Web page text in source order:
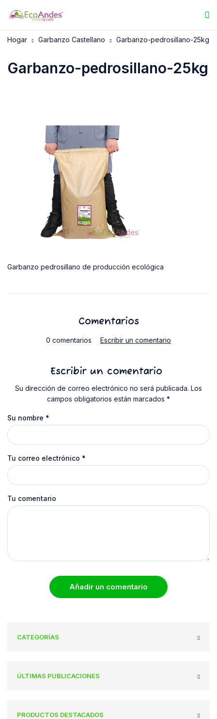
Hogar Garbanzo Castellano Garbanzo-pedrosillano-25kg
Garbanzo-pedrosillano-25kg
Garbanzo pedrosillano de producción ecológica
Comentarios
0 comentarios Escribir un comentario
Escribir un comentario
Su dirección de correo electrónico no será publicada. Los
campos obligatorios están marcados *
Su nombre *
Tu correo electrónico *
Tu comentario
Añadir un comentario
CATEGORÍAS
ÚLTIMAS PUBLICACIONES
PRODUCTOS DESTACADOS